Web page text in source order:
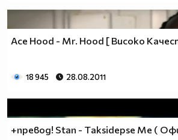
Ace Hood - Mr. Hood [ Високо
18 945 28.08.2011
+превод! Stan - Тaksidepse Me (